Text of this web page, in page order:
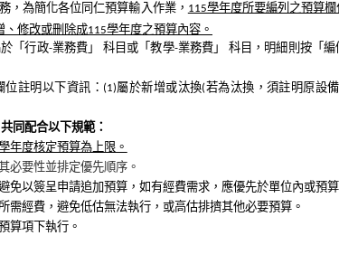
，為簡化各位同仁預算輸入作業， 115學年度所要編列之預算
修改或刪除成115學年度之預算內容。
「行政-業務費」 科目或「教學-業務費」 科目，明細則按「
註明以下資訊：(1)屬於新增或汰換(若為汰換，須註明原設
同配合以下規範：
年度核定預算為上限。
必要性並排定優先順序。
免以簽呈申請追加預算，如有經費需求，應優先於單位內或預
需經費，避免低估無法執行，或高估排擠其他必要預算。
算項下執行。